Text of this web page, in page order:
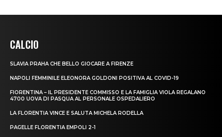
CALCIO
SLAVIA PRAHA CHE BELLO GIOCARE A FIRENZE
NAPOLI FEMMINILE ELEONORA GOLDONI POSITIVA AL COVID-19
FIORENTINA – IL PRESIDENTE COMMISSO E LA FAMIGLIA VIOLA REGALANO
4700 UOVA DI PASQUA AL PERSONALE OSPEDALIERO
LA FLORENTIA VINCE E SALUTA MICHELA RODELLA
PAGELLE FLORENTIA EMPOLI 2-1